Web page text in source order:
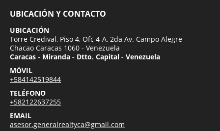
UBICACIÓN Y CONTACTO
UBICACIÓN
Torre Credival, Piso 4, Ofc 4-A, 2da Av. Campo Alegre -
Chacao Caracas 1060 - Venezuela
Caracas - Miranda - Dtto. Capital - Venezuela
MÓVIL
+584142519844
TELÉFONO
+582122637255
EMAIL
asesor.generalrealtyca@gmail.com